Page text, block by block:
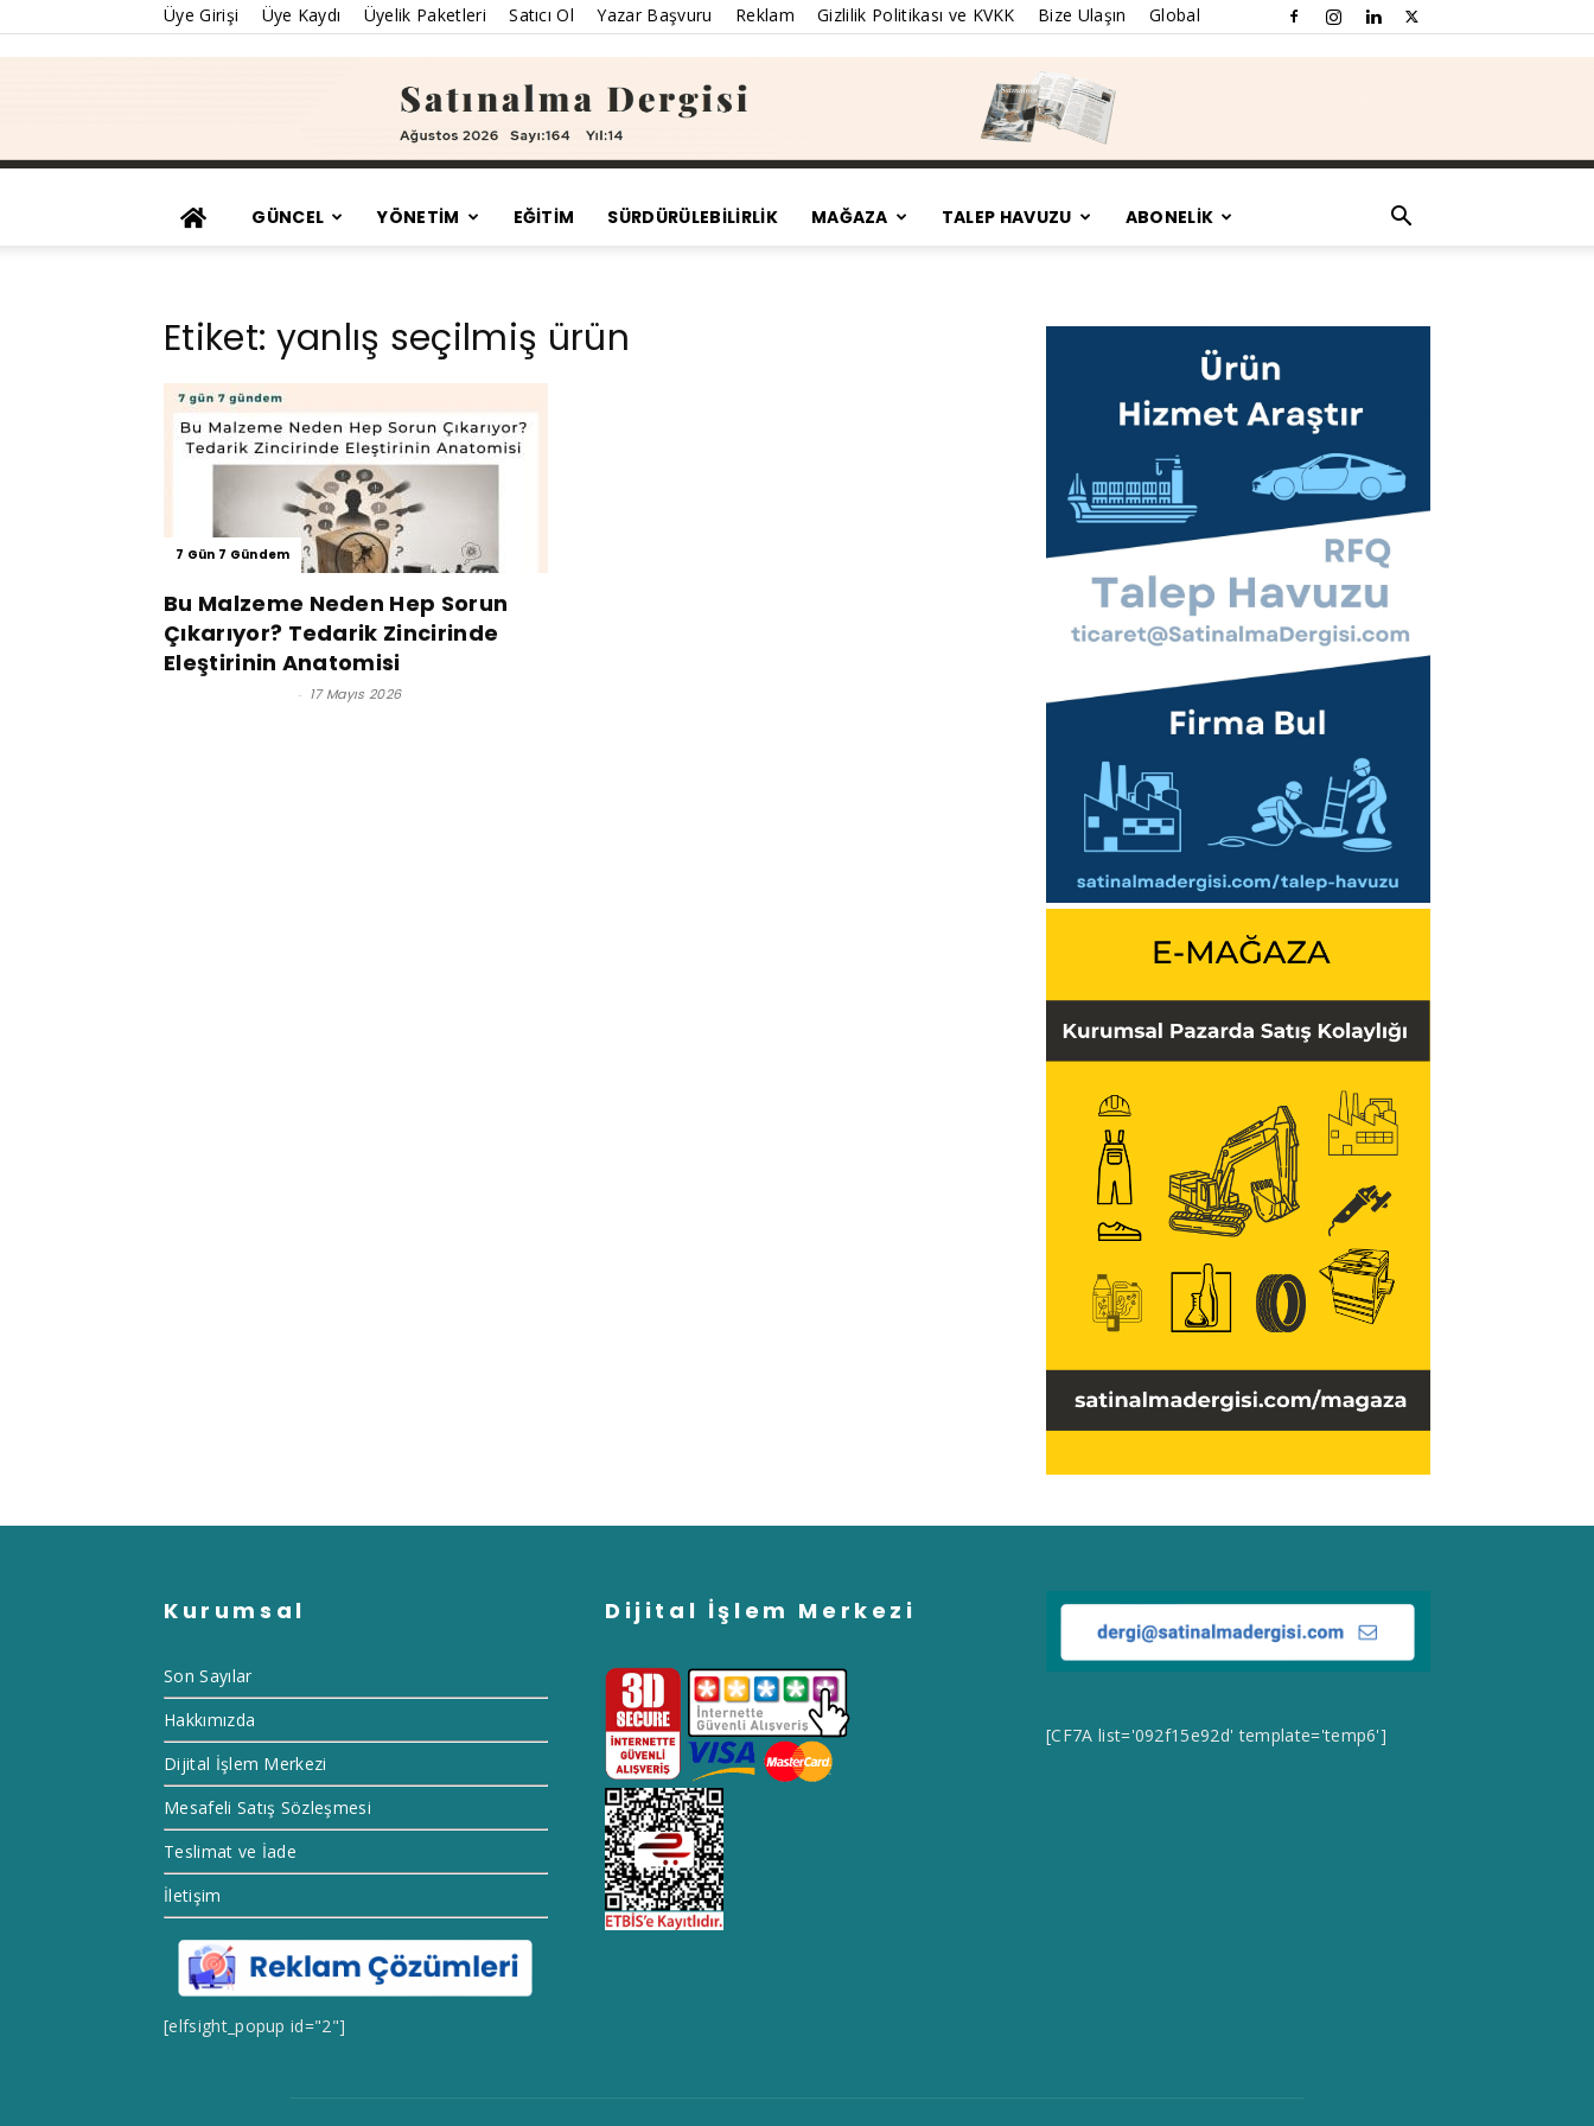
Üye Girişi Üye Kaydı Üyelik Paketleri Satıcı Ol Yazar Başvuru Reklam Gizlilik Politikası ve KVKK Bize Ulaşın Global
GÜNCEL YÖNETİM EĞİTİM SÜRDÜRÜLEBILIRLIK MAĞAZA TALEP HAVUZU ABONELİK
Etiket: yanlış seçilmiş ürün
7 Gün 7 Gündem
Bu Malzeme Neden Hep Sorun
Çıkarıyor? Tedarik Zincirinde
Eleştirinin Anatomisi
- 17 Mayıs 2026
Kurumsal
Son Sayılar
Hakkımızda
Dijital İşlem Merkezi
Mesafeli Satış Sözleşmesi
Teslimat ve İade
İletişim
[elfsight_popup id="2"]
Dijital İşlem Merkezi
[CF7A list='092f15e92d' template='temp6']